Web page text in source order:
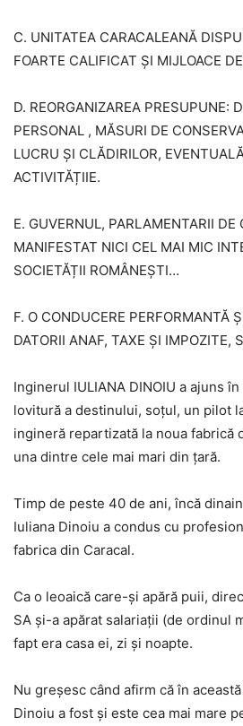
C. UNITATEA CARACALEANĂ
FOARTE CALIFICAT ȘI MIJLOACE
D. REORGANIZAREA PRESUPUNE:
PERSONAL , MĂSURI DE
LUCRU ȘI CLĂDIRILOR,
ACTIVITĂȚIIE.
E. GUVERNUL, PARLAMENTARII DE
MANIFESTAT NICI CEL MAI MIC
SOCIETĂȚII ROMÂNEȘTI…
F. O CONDUCERE PERFORMANTĂ
DATORII ANAF, TAXE ȘI IMPOZITE,
Inginerul IULIANA DINOIU a ajuns
lovitură a destinului, soțul, un pilot
ingineră repartizată la noua fabrică
una dintre cele mai mari din țară.
Timp de peste 40 de ani, încă
Iuliana Dinoiu a condus cu
fabrica din Caracal.
Ca o leoaică care-și apără puii,
SA și-a apărat salariații (de ordinul
fapt era casa ei, zi și noapte.
Nu greșesc când afirm că în
Dinoiu a fost și este cea mai mare